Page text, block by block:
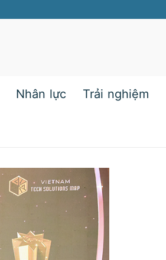
Nhân lực Trải nghiệm